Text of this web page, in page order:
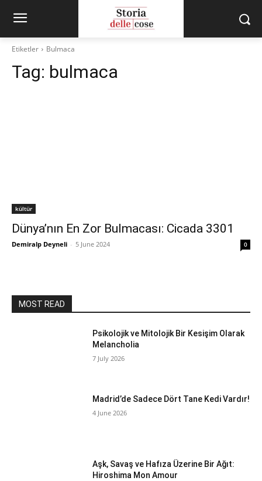
Etiketler Bulmaca
Tag: bulmaca
kültür
Dünya’nın En Zor Bulmacası: Cicada 3301
Demiralp Deyneli - 5 June 2024 0
MOST READ
Psikolojik ve Mitolojik Bir Kesişim Olarak
Melancholia
7 July 2026
Madrid’de Sadece Dört Tane Kedi Vardır!
4 June 2026
Aşk, Savaş ve Hafıza Üzerine Bir Ağıt:
Hiroshima Mon Amour